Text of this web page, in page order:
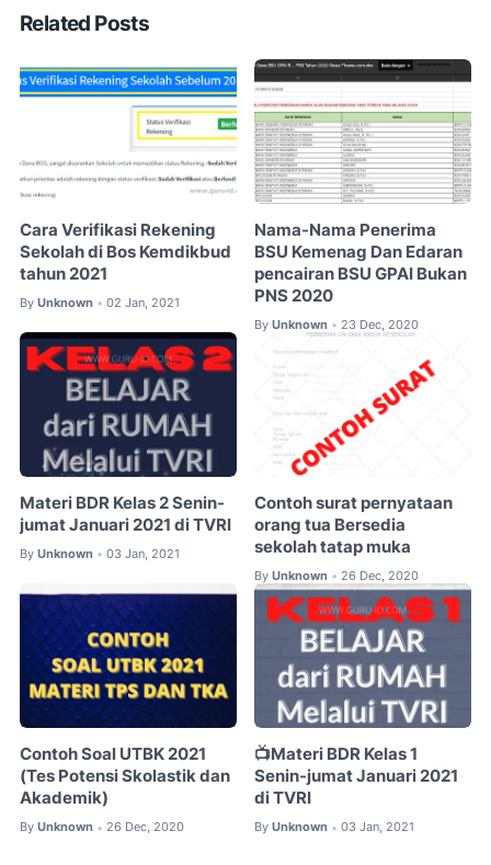
Related Posts
Cara Verifikasi Rekening
Sekolah di Bos Kemdikbud
tahun 2021
By Unknown • 02 Jan, 2021
Nama-Nama Penerima
BSU Kemenag Dan Edaran
pencairan BSU GPAI Bukan
PNS 2020
By Unknown • 23 Dec, 2020
Materi BDR Kelas 2 Senin-
jumat Januari 2021 di TVRI
By Unknown • 03 Jan, 2021
Contoh surat pernyataan
orang tua Bersedia
sekolah tatap muka
By Unknown • 26 Dec, 2020
Contoh Soal UTBK 2021
(Tes Potensi Skolastik dan
Akademik)
By Unknown • 26 Dec, 2020
📺Materi BDR Kelas 1
Senin-jumat Januari 2021
di TVRI
By Unknown • 03 Jan, 2021